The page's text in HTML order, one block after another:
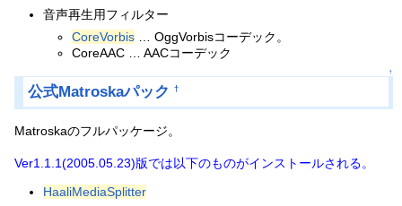
音声再生用フィルター
CoreVorbis … OggVorbisコーデック。
CoreAAC … AACコーデック
↑
公式Matroskaパック †
Matroskaのフルパッケージ。
Ver1.1.1(2005.05.23)版では以下のものがインストールされる。
HaaliMediaSplitter